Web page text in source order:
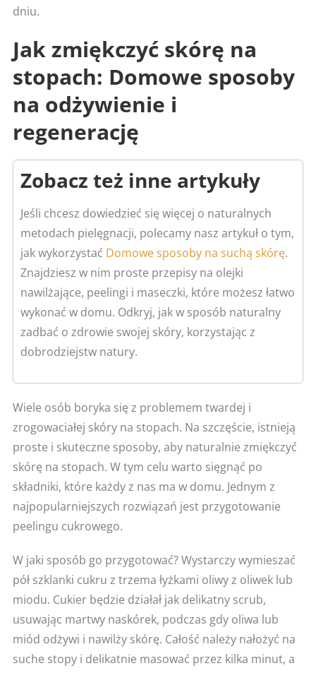
dniu.
Jak zmiękczyć skórę na
stopach: Domowe sposoby
na odżywienie i
regenerację
Zobacz też inne artykuły
Jeśli chcesz dowiedzieć się więcej o naturalnych
metodach pielęgnacji, polecamy nasz artykuł o tym,
jak wykorzystać Domowe sposoby na suchą skórę.
Znajdziesz w nim proste przepisy na olejki
nawilżające, peelingi i maseczki, które możesz łatwo
wykonać w domu. Odkryj, jak w sposób naturalny
zadbać o zdrowie swojej skóry, korzystając z
dobrodziejstw natury.
Wiele osób boryka się z problemem twardej i
zrogowaciałej skóry na stopach. Na szczęście, istnieją
proste i skuteczne sposoby, aby naturalnie zmiękczyć
skórę na stopach. W tym celu warto sięgnąć po
składniki, które każdy z nas ma w domu. Jednym z
najpopularniejszych rozwiązań jest przygotowanie
peelingu cukrowego.
W jaki sposób go przygotować? Wystarczy wymieszać
pół szklanki cukru z trzema łyżkami oliwy z oliwek lub
miodu. Cukier będzie działał jak delikatny scrub,
usuwając martwy naskórek, podczas gdy oliwa lub
miód odżywi i nawilży skórę. Całość należy nałożyć na
suche stopy i delikatnie masować przez kilka minut, a